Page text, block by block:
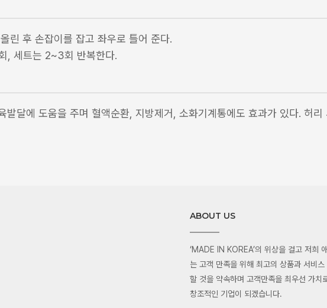
린 후 손잡이를 잡고 좌우로 틀어 준다.
, 세트는 2~3회 반복한다.
발달에 도움을 주며 혈액순환, 지방제거, 소화기계통에도 효과가 있다. 허
ABOUT US
‘MADE IN KOREA’의 위상을 걸고 저희
는 고객 만족을 위해 최고의 상품과 서비
할 것을 약속하며 고객만족을 최우선 가치
창조적인 기업이 되겠습니다.